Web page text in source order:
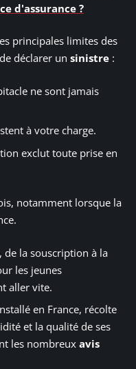
d'assurance ?
principales limites des
déclarer un sinistre :
ne sont jamais
à votre charge.
exclut toute prise en
notamment lorsque la
de la souscription à la
les jeunes
aller vite.
en France, récolte
et la qualité de ses
les nombreux avis